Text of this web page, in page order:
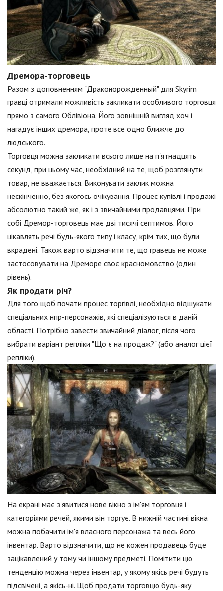
Дремора-торговець
Разом з доповненням "Драконорожденный" для Skyrim
гравці отримали можливість закликати особливого торговця
прямо з самого Облівіона. Його зовнішній вигляд хоч і
нагадує інших дремора, проте все одно ближче до
людського.
Торговця можна закликати всього лише на п'ятнадцять
секунд, при цьому час, необхідний на те, щоб розглянути
товар, не вважається. Виконувати заклик можна
нескінченно, без якогось очікування. Процес купівлі і продажі
абсолютно такий же, як і з звичайними продавцями. При
собі Дремор-торговець має дві тисячі септимов. Його
цікавлять речі будь-якого типу і класу, крім тих, що були
вкрадені. Також варто відзначити те, що гравець не може
застосовувати на Дреморе своє красномовство (один
рівень).
Як продати річ?
Для того щоб почати процес торгівлі, необхідно відшукати
спеціальних нпр-персонажів, які спеціалізуються в даній
області. Потрібно завести звичайний діалог, після чого
вибрати варіант репліки "Що є на продаж?" (або аналог цієї
репліки).
На екрані має з'явитися нове вікно з ім'ям торговця і
категоріями речей, якими він торгує. В нижній частині вікна
можна побачити ім'я власного персонажа та весь його
інвентар. Варто відзначити, що не кожен продавець буде
зацікавлений у тому чи іншому предметі. Помітити цю
тенденцію можна через інвентар, у якому якісь речі будуть
підсвічені, а якісь-ні. Щоб продати торговцю будь-яку